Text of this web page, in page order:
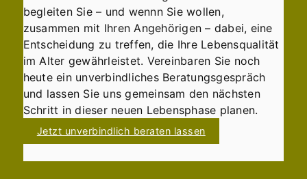
begleiten Sie – und wennn Sie wollen,
zusammen mit Ihren Angehörigen – dabei, eine
Entscheidung zu treffen, die Ihre Lebensqualität
im Alter gewährleistet. Vereinbaren Sie noch
heute ein unverbindliches Beratungsgespräch
und lassen Sie uns gemeinsam den nächsten
Schritt in dieser neuen Lebensphase planen.
Jetzt unverbindlich beraten lassen